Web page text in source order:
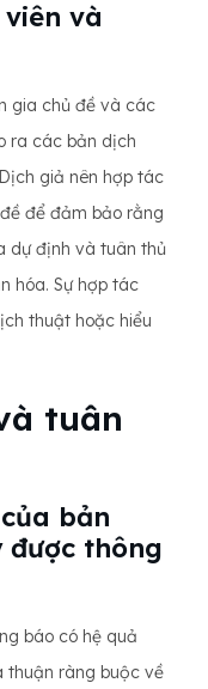
và
gia chủ đề và các
ra các bản dịch
giả nên hợp tác
để đảm bảo rằng
dự định và tuân thủ
hóa. Sự hợp tác
thuật hoặc hiểu
tuân
bản
được thông
báo có hệ quả
thuận ràng buộc về